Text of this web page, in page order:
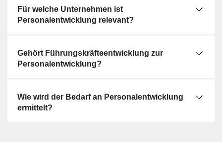
Für welche Unternehmen ist
Personalentwicklung relevant?
Gehört Führungskräfteentwicklung zur
Personalentwicklung?
Wie wird der Bedarf an Personalentwicklung
ermittelt?